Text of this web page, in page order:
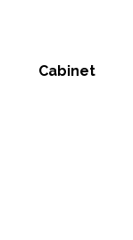
Cabinet